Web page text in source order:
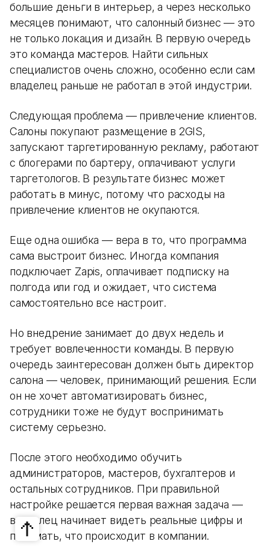
большие деньги в интерьер, а через несколько
месяцев понимают, что салонный бизнес — это
не только локация и дизайн. В первую очередь
это команда мастеров. Найти сильных
специалистов очень сложно, особенно если сам
владелец раньше не работал в этой индустрии.
Следующая проблема — привлечение клиентов.
Салоны покупают размещение в 2GIS,
запускают таргетированную рекламу, работают
с блогерами по бартеру, оплачивают услуги
таргетологов. В результате бизнес может
работать в минус, потому что расходы на
привлечение клиентов не окупаются.
Еще одна ошибка — вера в то, что программа
сама выстроит бизнес. Иногда компания
подключает Zapis, оплачивает подписку на
полгода или год и ожидает, что система
самостоятельно все настроит.
Но внедрение занимает до двух недель и
требует вовлеченности команды. В первую
очередь заинтересован должен быть директор
салона — человек, принимающий решения. Если
он не хочет автоматизировать бизнес,
сотрудники тоже не будут воспринимать
систему серьезно.
После этого необходимо обучить
администраторов, мастеров, бухгалтеров и
остальных сотрудников. При правильной
настройке решается первая важная задача —
владелец начинает видеть реальные цифры и
понимать, что происходит в компании.